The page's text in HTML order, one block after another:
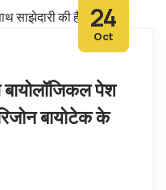
24
Oct
बायोलॉजिकल पेश
बायोटेक के